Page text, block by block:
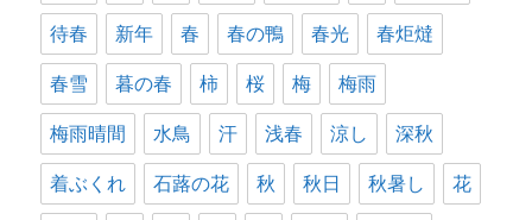
待春 新年 春 春の鴨 春光 春炬燵
春雪 暮の春 柿 桜 梅 梅雨
梅雨晴間 水鳥 汗 浅春 涼し 深秋
着ぶくれ 石蕗の花 秋 秋日 秋暑し 花